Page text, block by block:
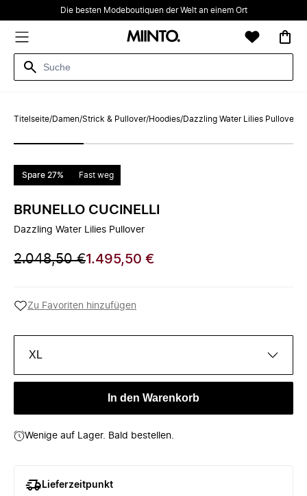
Die besten Modeboutiquen der Welt an einem Ort
Titelseite/Damen/Strick & Pullover/Hoodies/Dazzling Water Lilies Pullover
Spare 27% Fast weg
BRUNELLO CUCINELLI
Dazzling Water Lilies Pullover
2.048,50 €1.495,50 €
Zu Favoriten hinzufügen
XL
In den Warenkorb
Wenige auf Lager. Bald bestellen.
Lieferzeitpunkt